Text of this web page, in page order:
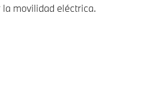
movilidad eléctrica.